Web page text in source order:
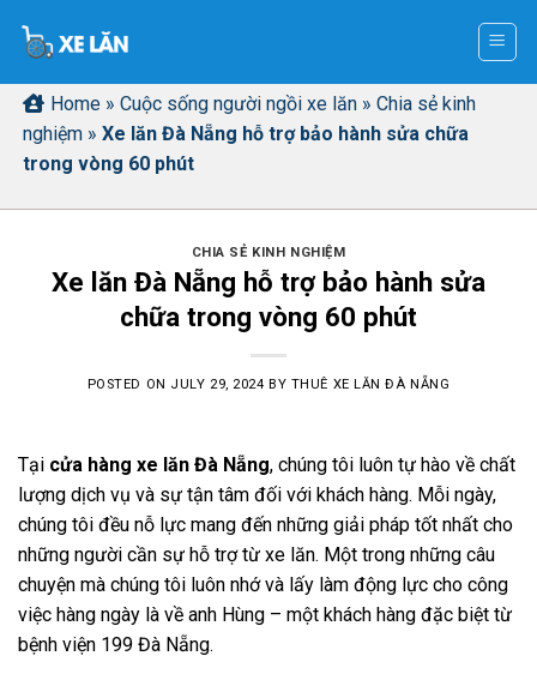
Home » Cuộc sống người ngồi xe lăn » Chia sẻ kinh
nghiệm » Xe lăn Đà Nẵng hỗ trợ bảo hành sửa chữa
trong vòng 60 phút
CHIA SẺ KINH NGHIỆM
Xe lăn Đà Nẵng hỗ trợ bảo hành sửa
chữa trong vòng 60 phút
POSTED ON JULY 29, 2024 BY THUÊ XE LĂN ĐÀ NẴNG
Tại cửa hàng xe lăn Đà Nẵng, chúng tôi luôn tự hào về chất
lượng dịch vụ và sự tận tâm đối với khách hàng. Mỗi ngày,
chúng tôi đều nỗ lực mang đến những giải pháp tốt nhất cho
những người cần sự hỗ trợ từ xe lăn. Một trong những câu
chuyện mà chúng tôi luôn nhớ và lấy làm động lực cho công
việc hàng ngày là về anh Hùng – một khách hàng đặc biệt từ
bệnh viện 199 Đà Nẵng.